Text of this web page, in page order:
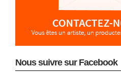
Nous suivre sur Facebook